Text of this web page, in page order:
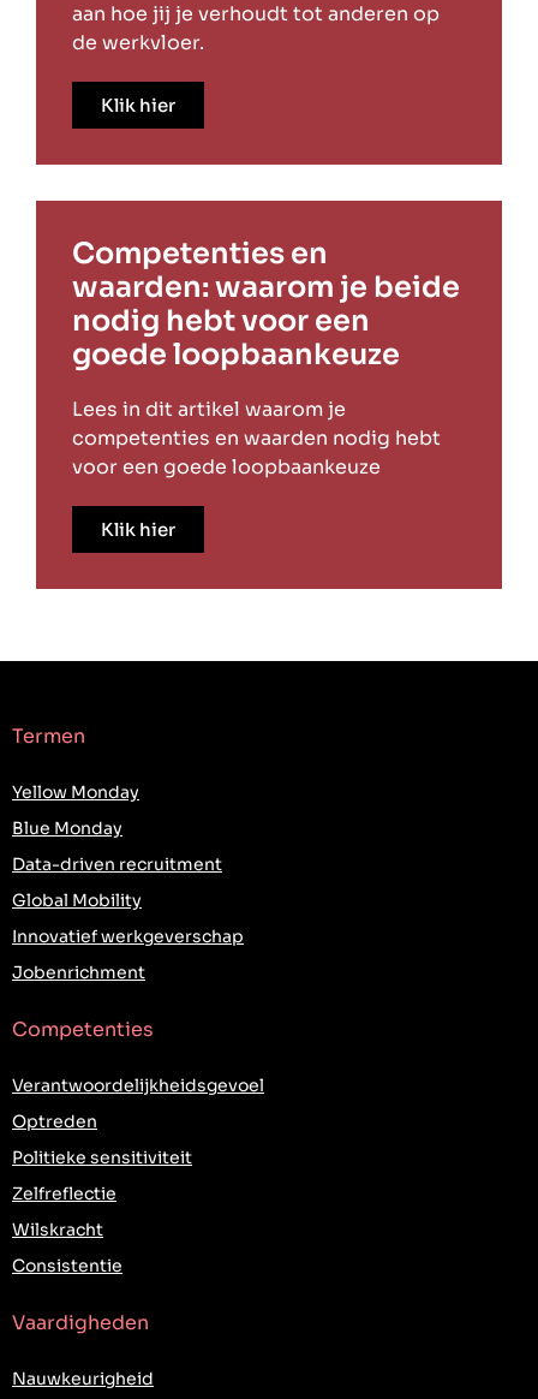
aan hoe jij je verhoudt tot anderen op
de werkvloer.
Klik hier
Competenties en
waarden: waarom je beide
nodig hebt voor een
goede loopbaankeuze
Lees in dit artikel waarom je
competenties en waarden nodig hebt
voor een goede loopbaankeuze
Klik hier
Termen
Yellow Monday
Blue Monday
Data-driven recruitment
Global Mobility
Innovatief werkgeverschap
Jobenrichment
Competenties
Verantwoordelijkheidsgevoel
Optreden
Politieke sensitiviteit
Zelfreflectie
Wilskracht
Consistentie
Vaardigheden
Nauwkeurigheid